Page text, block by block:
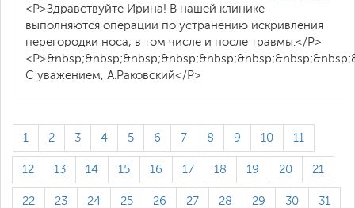
<P>Здравствуйте Ирина! В нашей клинике
выполняются операции по устранению искривления
перегородки носа, в том числе и после травмы.</P>
С уважением, А.Раковский</P>
1 2 3 4 5 6 7 8 9 10 11
12 13 14 15 16 17 18 19 20 21
22 23 24 25 26 27 28 29 30 31